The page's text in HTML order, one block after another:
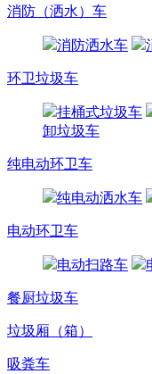
消防（洒水）车
消防洒水车
环卫垃圾车
挂桶式垃圾车
卸垃圾车
纯电动环卫车
纯电动洒水车
电动环卫车
电动扫路车
餐厨垃圾车
垃圾厢（箱）
吸粪车